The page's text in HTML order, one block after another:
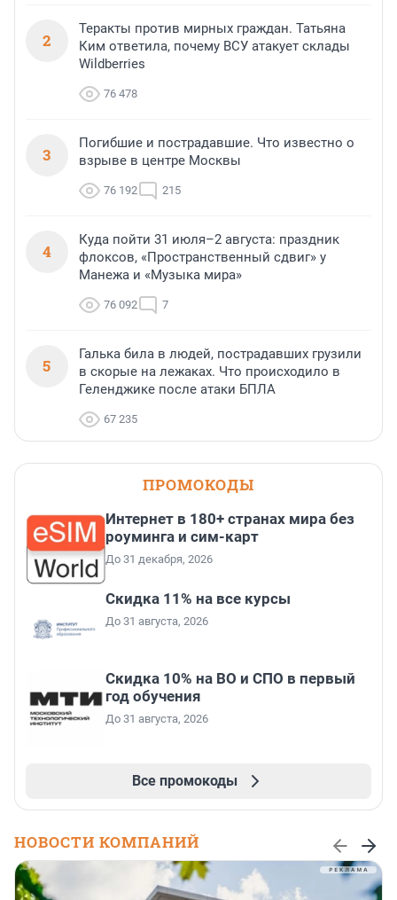
2
Теракты против мирных граждан. Татьяна
Ким ответила, почему ВСУ атакует склады
Wildberries
76 478
3
Погибшие и пострадавшие. Что известно о
взрыве в центре Москвы
76 192 215
4
Куда пойти 31 июля–2 августа: праздник
флоксов, «Пространственный сдвиг» у
Манежа и «Музыка мира»
76 092 7
5
Галька била в людей, пострадавших грузили
в скорые на лежаках. Что происходило в
Геленджике после атаки БПЛА
67 235
ПРОМОКОДЫ
Интернет в 180+ странах мира без
роуминга и сим-карт
До 31 декабря, 2026
Скидка 11% на все курсы
До 31 августа, 2026
Скидка 10% на ВО и СПО в первый
год обучения
До 31 августа, 2026
Все промокоды
НОВОСТИ КОМПАНИЙ